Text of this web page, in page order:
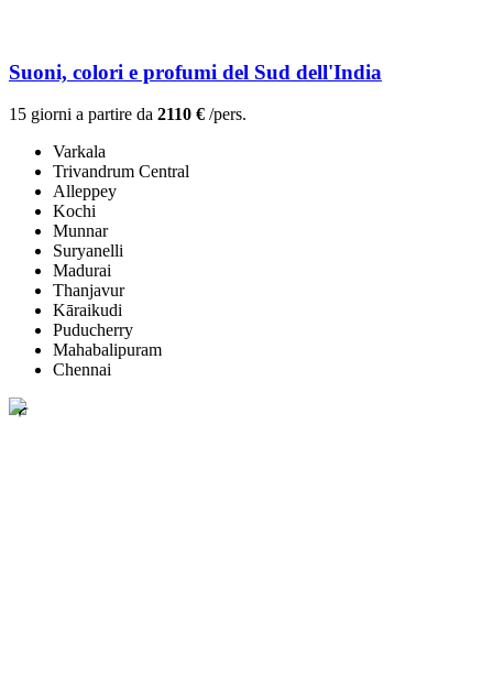
Suoni, colori e profumi del Sud dell'India
15 giorni a partire da 2110 € /pers.
Varkala
Trivandrum Central
Alleppey
Kochi
Munnar
Suryanelli
Madurai
Thanjavur
Kāraikudi
Puducherry
Mahabalipuram
Chennai